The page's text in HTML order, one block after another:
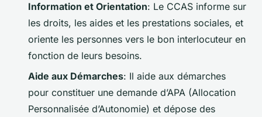
Information et Orientation: Le CCAS informe sur
les droits, les aides et les prestations sociales, et
oriente les personnes vers le bon interlocuteur en
fonction de leurs besoins.
Aide aux Démarches: Il aide aux démarches
pour constituer une demande d’APA (Allocation
Personnalisée d’Autonomie) et dépose des